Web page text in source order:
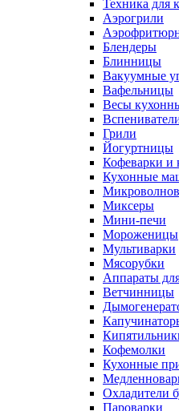
Техника для
Аэрогрили
Блендеры
Блинницы
Вакуумные
Вафельницы
Весы
Грили
Йогуртницы
Кофеварки
Кухонные
Миксеры
Мини-печи
Мороженицы
Мультиварки
Мясорубки
Аппараты
Ветчинницы
Кофемолки
Кухонные
Охладители
Пароварки